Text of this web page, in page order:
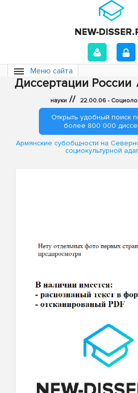
Меню сайта
Диссертации России
науки // 22.00.06 -
Открыть удобный поиск
более 800 000
Армянские субобщности на
социокультурной